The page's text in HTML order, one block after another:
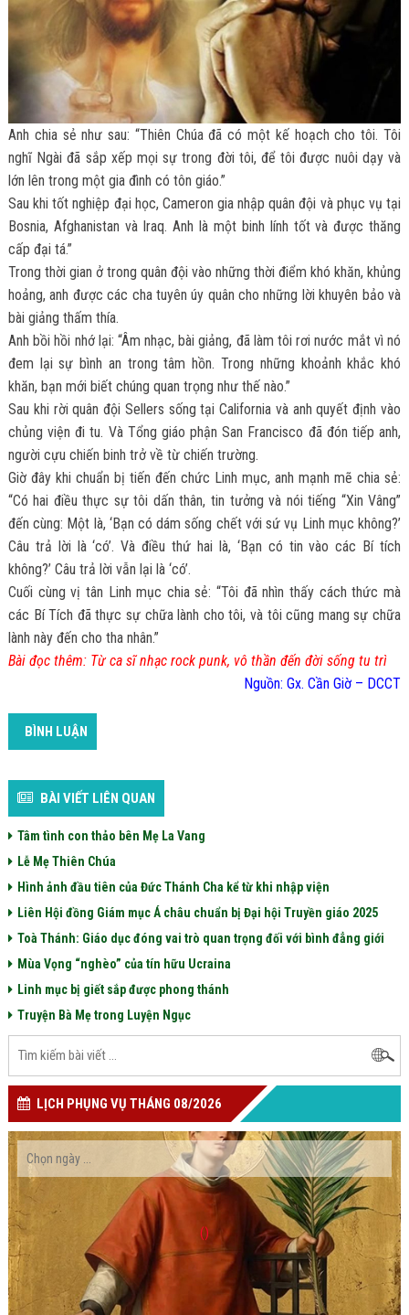
Anh chia sẻ như sau: “Thiên Chúa đã có một kế hoạch cho tôi. Tôi
nghĩ Ngài đã sắp xếp mọi sự trong đời tôi, để tôi được nuôi dạy và
lớn lên trong một gia đình có tôn giáo.”
Sau khi tốt nghiệp đại học, Cameron gia nhập quân đội và phục vụ tại
Bosnia, Afghanistan và Iraq. Anh là một binh lính tốt và được thăng
cấp đại tá.”
Trong thời gian ở trong quân đội vào những thời điểm khó khăn, khủng
hoảng, anh được các cha tuyên úy quân cho những lời khuyên bảo và
bài giảng thấm thía.
Anh bồi hồi nhớ lại: “Âm nhạc, bài giảng, đã làm tôi rơi nước mắt vì nó
đem lại sự bình an trong tâm hồn. Trong những khoảnh khắc khó
khăn, bạn mới biết chúng quan trọng như thế nào.”
Sau khi rời quân đội Sellers sống tại California và anh quyết định vào
chủng viện đi tu. Và Tổng giáo phận San Francisco đã đón tiếp anh,
người cựu chiến binh trở về từ chiến trường.
Giờ đây khi chuẩn bị tiến đến chức Linh mục, anh mạnh mẽ chia sẻ:
“Có hai điều thực sự tôi dấn thân, tin tưởng và nói tiếng “Xin Vâng”
đến cùng: Một là, ‘Bạn có dám sống chết với sứ vụ Linh mục không?’
Câu trả lời là ‘có’. Và điều thứ hai là, ‘Bạn có tin vào các Bí tích
không?’ Câu trả lời vẫn lại là ‘có’.
Cuối cùng vị tân Linh mục chia sẻ: “Tôi đã nhìn thấy cách thức mà
các Bí Tích đã thực sự chữa lành cho tôi, và tôi cũng mang sự chữa
lành này đến cho tha nhân.”
Bài đọc thêm: Từ ca sĩ nhạc rock punk, vô thần đến đời sống tu trì
Nguồn: Gx. Cần Giờ – DCCT
BÌNH LUẬN
BÀI VIẾT LIÊN QUAN
Tâm tình con thảo bên Mẹ La Vang
Lễ Mẹ Thiên Chúa
Hình ảnh đầu tiên của Đức Thánh Cha kể từ khi nhập viện
Liên Hội đồng Giám mục Á châu chuẩn bị Đại hội Truyền giáo 2025
Toà Thánh: Giáo dục đóng vai trò quan trọng đối với bình đẳng giới
Mùa Vọng “nghèo” của tín hữu Ucraina
Linh mục bị giết sắp được phong thánh
Truyện Bà Mẹ trong Luyện Ngục
LỊCH PHỤNG VỤ THÁNG 08/2026
()